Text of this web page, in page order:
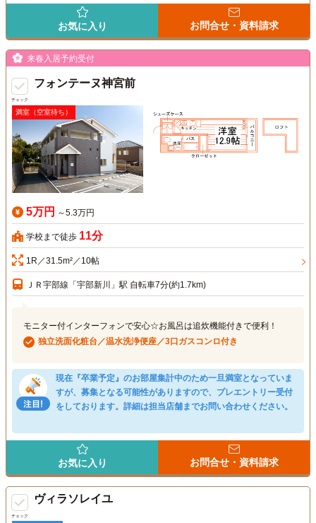
お気に入り お問合せ・資料請求
チェック
来春入居予約受付
フォンテーヌ神宮前
満室（空室待ち）
5万円 ～5.3万円
学校まで徒歩 11分
1R／31.5m²／10帖
ＪＲ宇部線「宇部新川」駅 自転車7分(約1.7km)
モニター付インターフォンで安心☆お風呂は追炊機能付きで便利！
独立洗面化粧台／温水洗浄便座／3口ガスコンロ付き
現在『卒業予定』のお部屋集計中のため一旦満室となっていま
すが、募集となる可能性がありますので、プレエントリー受付
をしております。詳細は担当店舗までお問い合わせください。
お気に入り お問合せ・資料請求
チェック
ヴィラソレイユ